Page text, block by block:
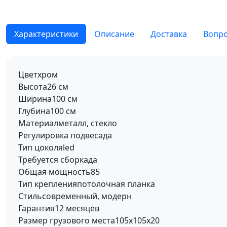
Характеристики Описание Доставка
Цветхром
Высота26 см
Ширина100 см
Глубина100 см
Материалметалл, стекло
Регулировка подвесада
Тип цоколяled
Требуется сборкада
Общая мощность85
Тип крепленияпотолочная планка
Стильсовременный, модерн
Гарантия12 месяцев
Размер грузового места105х105х20